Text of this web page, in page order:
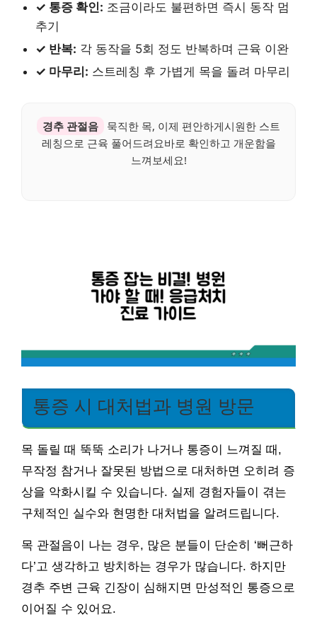
✓ 통증 확인: 조금이라도 불편하면 즉시 동작 멈
추기
✓ 반복: 각 동작을 5회 정도 반복하며 근육 이완
✓ 마무리: 스트레칭 후 가볍게 목을 돌려 마무리
경추 관절음
묵직한 목, 이제 편안하게시원한 스트
레칭으로 근육 풀어드려요바로 확인하고 개운함을
느껴보세요!
통증 시 대처법과 병원 방문
목 돌릴 때 뚝뚝 소리가 나거나 통증이 느껴질 때,
무작정 참거나 잘못된 방법으로 대처하면 오히려 증
상을 악화시킬 수 있습니다. 실제 경험자들이 겪는
구체적인 실수와 현명한 대처법을 알려드립니다.
목 관절음이 나는 경우, 많은 분들이 단순히 ‘뻐근하
다’고 생각하고 방치하는 경우가 많습니다. 하지만
경추 주변 근육 긴장이 심해지면 만성적인 통증으로
이어질 수 있어요.